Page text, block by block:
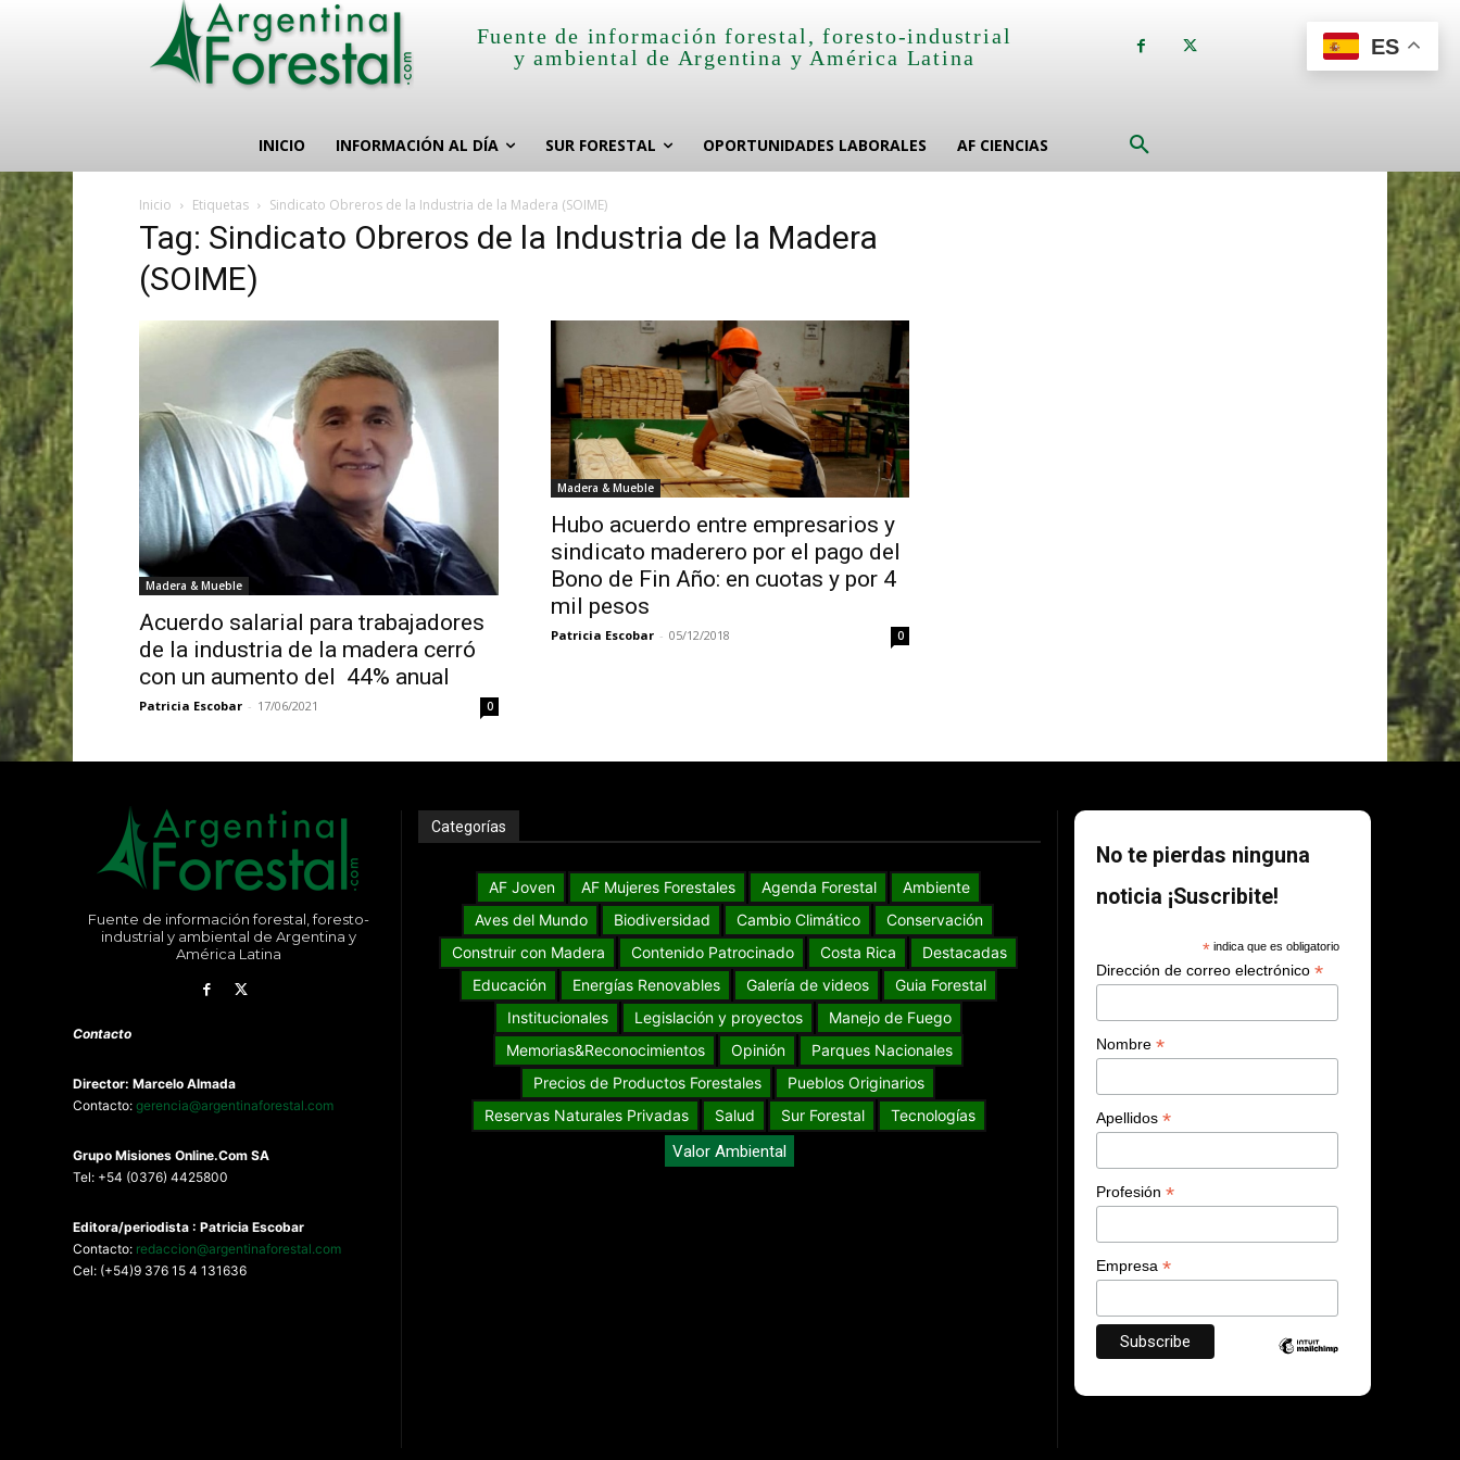
Fuente de información forestal, foresto-industrial
y ambiental de Argentina y América Latina
INICIO INFORMACIÓN AL DÍA SUR FORESTAL OPORTUNIDADES LABORALES AF CIENCIAS
Inicio Etiquetas Sindicato Obreros de la Industria de la Madera (SOIME)
Tag: Sindicato Obreros de la Industria de la Madera
(SOIME)
Madera & Mueble
Acuerdo salarial para trabajadores
de la industria de la madera cerró
con un aumento del 44% anual
Patricia Escobar - 17/06/2021 0
Madera & Mueble
Hubo acuerdo entre empresarios y
sindicato maderero por el pago del
Bono de Fin Año: en cuotas y por 4
mil pesos
Patricia Escobar - 05/12/2018 0
Fuente de información forestal, foresto-
industrial y ambiental de Argentina y
América Latina
Contacto
Director: Marcelo Almada
Contacto: gerencia@argentinaforestal.com
Grupo MisionesOnline.Com SA
Tel: +54 (0376) 4425800
Editora/periodista : Patricia Escobar
Contacto: redaccion@argentinaforestal.com
Cel: (+54)9 376 15 4 131636
Categorías
AF Joven AF Mujeres Forestales Agenda Forestal
Ambiente
Aves del Mundo
Biodiversidad Cambio Climático
Conservación
Construir con Madera
Contenido Patrocinado Costa Rica
Destacadas
Educación
Energías Renovables Galería de videos
Guia Forestal
Institucionales
Legislación y proyectos
Manejo de Fuego
Memorias&Reconocimientos
Opinión
Parques Nacionales
Precios de Productos Forestales
Pueblos Originarios
Reservas Naturales Privadas
Salud Sur Forestal Tecnologías
Valor Ambiental
No te pierdas ninguna
noticia ¡Suscribite!
*indica que es obligatorio
Dirección de correo electrónico*
Nombre*
Apellidos*
Profesión*
Empresa*
ES